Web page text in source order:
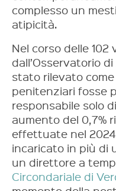
complesso un
atipicità.
Nel corso delle
dall’Osservatorio
stato rilevato
penitenziari fosse
responsabile solo
aumento del 0,7%
effettuate nel
incaricato in più di
un direttore a
Circondariale di